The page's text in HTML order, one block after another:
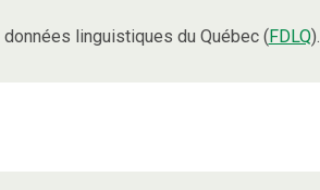
linguistiques du Québec (FDLQ).